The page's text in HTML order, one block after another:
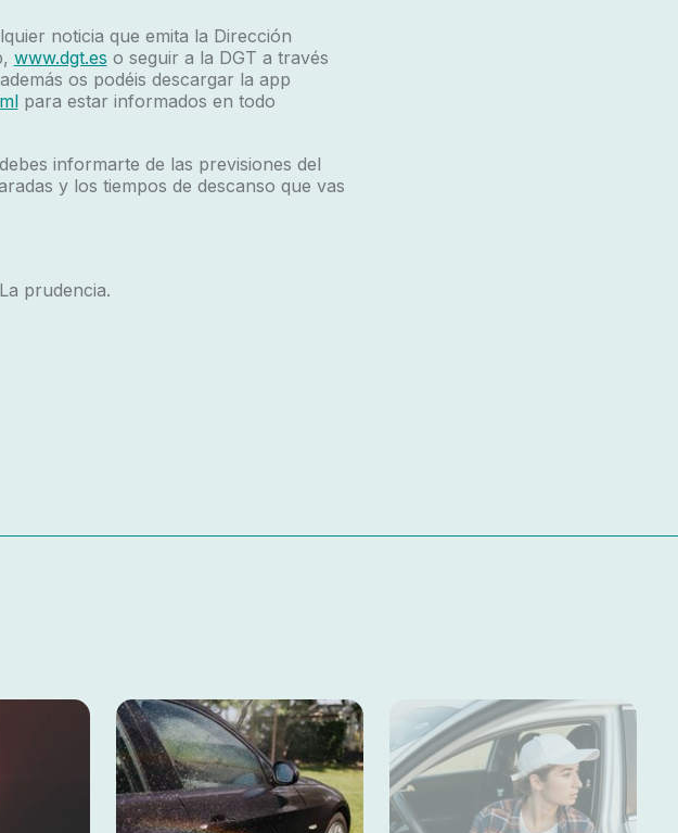
noticia que emita la Dirección
www.dgt.es o seguir a la DGT a través
os podéis descargar la app
para estar informados en todo
informarte de las previsiones del
y los tiempos de descanso que vas
prudencia.